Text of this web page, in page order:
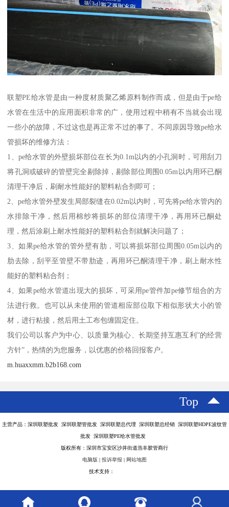
联塑PE给水管是由一种度材质聚乙烯原料制作而成，但是由于pe给
水管在生活中的应用面积非常的广，使用过程中稍有不当就会出现
一些小的故障，不过这也是再正常不过的事了。不同原因导致pe给水
管损坏的维修方法：
1、pe给水管的外壁损坏部位在长为0.1m以内的小孔洞时，可用刮刀
将孔洞或破碎的管壁完全剔除掉，剔除部位周围0.05m以内用环已酮
清理干净后，刷耐水性能好的塑料粘合剂即可；
2、pe给水管外壁发生局部裂缝在0.02m以内时，可先将pe给水管内的
水排除干净，然后用棉纱将损坏的部位清理干净，再用环已酮处
理，然后涂刷上耐水性能好的塑料粘合剂就解决问题了；
3、如果pe给水管的管外壁有肋，可以将损坏部位周围0.05m以内的
肋去除，刮平至管壁不带肋迹，再用环已酮清理干净，刷上耐水性
能好的塑料粘合剂；
4、如果pe给水管道出现大的损坏，可采用pe管件加pe修节组合的方
法进行救。也可以从未使用的管道相应部位取下相似形状大小的管
材，进行粘接，然后用土工布包缠固定住。
我们公司以客户为中心、以质量为核心、长期坚持互惠互利”的经营
方针”，热情的为您服务，以优惠的价格回报客户。
m.huaxxmm.b2b168.com
Top
主营产品：深圳联塑批发 深圳联塑管批发 深圳联塑总代理 深圳联塑总经销 深圳联塑HDPE波纹管
批发 深圳联塑PE给水管批发
版权所有：深圳市宝安区沙井街道浩丰胶管商行
电脑版 | 投诉举报 | 网站地图
技术支持：